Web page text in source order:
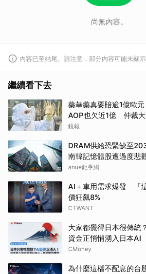
尚無內容。
內容已至結尾。請注意，部分內容可能未顯示
繼續看下去
藥華藥真要賠逾1億歐
AOP也欠近1億 仲裁
鏡報
DRAM供給恐緊缺至
南韓記憶體股遭過度悲
anue鉅亨網
AI＋車用需求爆發 「
價狂飆8%
CTWANT
大家都覺得日本很傳統
資金正悄悄湧入日本AI
CMoney
為什麼這檔不配息的台
取消